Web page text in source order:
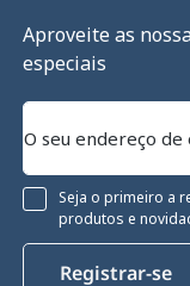
Aproveite as
especiais
Seja o primeiro a
produtos e
Registrar-se